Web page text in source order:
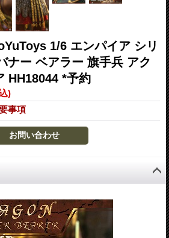
1/6 エンパイア シリ
ナー ベアラー 旗手兵 アク
HH18044 *予約
)
事項